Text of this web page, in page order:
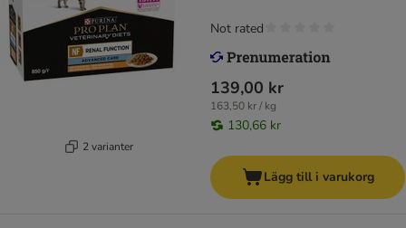
2 varianter
139,00 kr
163,50 kr / kg
130,66 kr
Not rated
Lägg till i varukorg